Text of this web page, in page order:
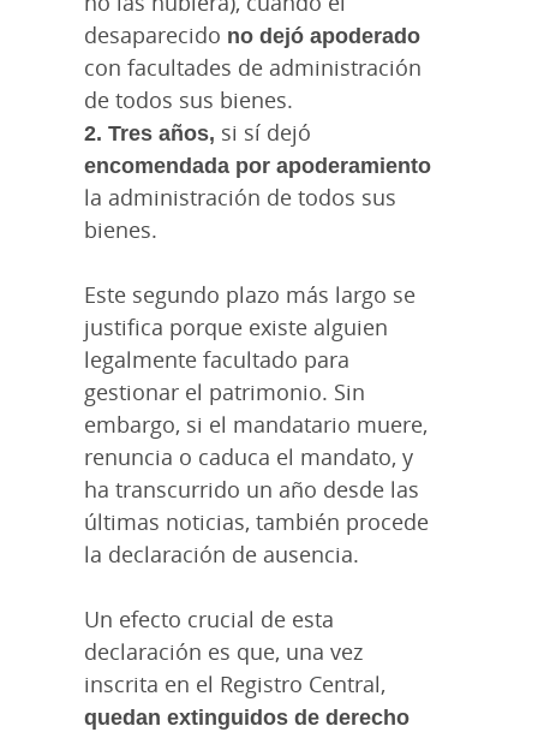
desaparecido no dejó apoderado
con facultades de administración
de todos sus bienes.
2. Tres años, si sí dejó
encomendada por apoderamiento
la administración de todos sus
bienes.
Este segundo plazo más largo se
justifica porque existe alguien
legalmente facultado para
gestionar el patrimonio. Sin
embargo, si el mandatario muere,
renuncia o caduca el mandato, y
ha transcurrido un año desde las
últimas noticias, también procede
la declaración de ausencia.
Un efecto crucial de esta
declaración es que, una vez
inscrita en el Registro Central,
quedan extinguidos de derecho